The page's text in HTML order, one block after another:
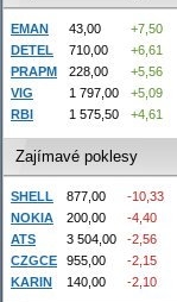
EMAN 43,00
+7,50
DETEL
710,00
+6,61
PRAPM
228,00
+5,56
VIG
1 797,00
+5,09
RBI
1 575,50 +4,61
Zajímavé poklesy
SHELL 877,00
-10,33
NOKIA
200,00
-4,40
ATS
3 504,00
-2,56
CZGCE
955,00
-2,15
KARIN
140,00 -2,10